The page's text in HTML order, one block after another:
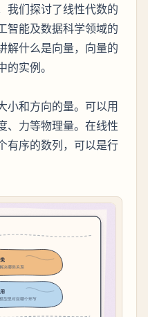
我们探讨了线性代数的
智能及数据科学领域的
解什么是向量，向量的
实例。
小和方向的量。可以用
、力等物理量。在线性
有序的数列，可以是行